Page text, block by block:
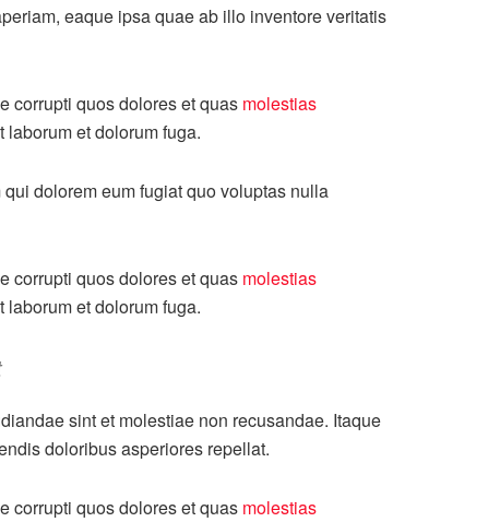
eaque ipsa quae ab illo inventore veritatis
corrupti quos dolores et quas molestias
et dolorum fuga.
dolorem eum fugiat quo voluptas nulla
corrupti quos dolores et quas molestias
et dolorum fuga.
sint et molestiae non recusandae. Itaque
doloribus asperiores repellat.
corrupti quos dolores et quas molestias